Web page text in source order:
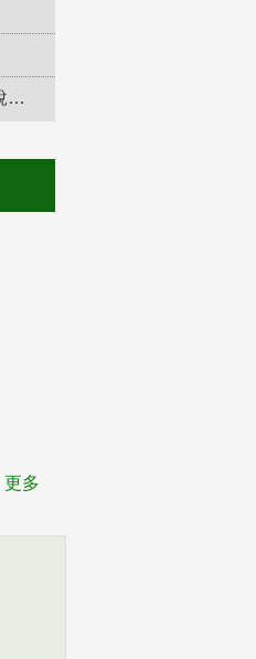
防制校園霸凌，勇敢說出來！
更多